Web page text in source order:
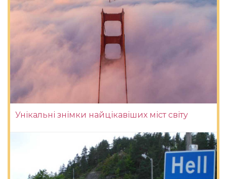
Унікальні знімки найцікавіших міст світу